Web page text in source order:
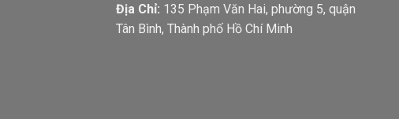
Địa Chỉ: 135 Phạm Văn Hai, phường 5, quận
Tân Bình, Thành phố Hồ Chí Minh